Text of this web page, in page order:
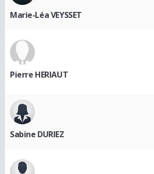
Marie-Léa VEYSSET
Pierre HERIAUT
Sabine DURIEZ